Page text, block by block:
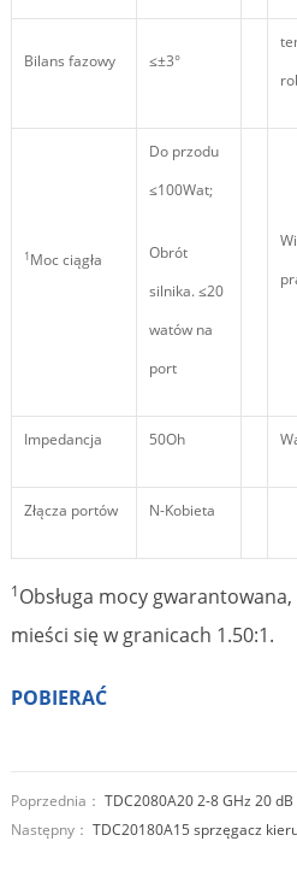
Bilans fazowy ≤±3°
1 Moc ciągła
Do przodu
≤100Wat;
Obrót
silnika. ≤20
watów na
port
Impedancja 50Oh
Złącza portów N-Kobieta
1Obsługa mocy
mieści się w granicach 1.50:1.
POBIERAĆ
Poprzednia： TDC2080A20 2-8 GHz 20
Następny： TDC20180A15 sprzęgacz